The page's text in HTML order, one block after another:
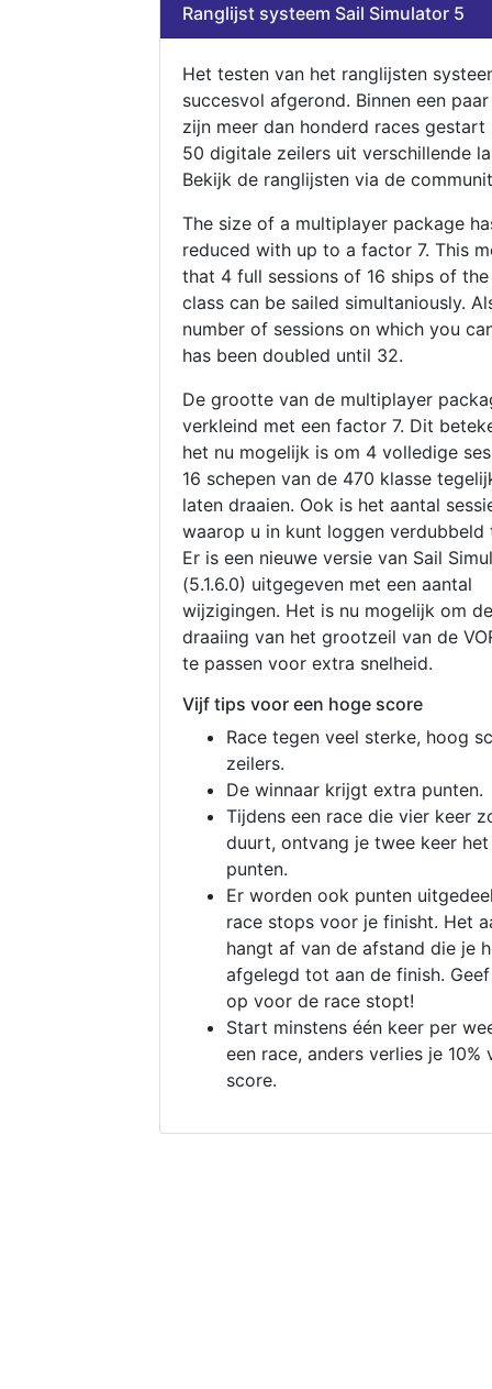
Ranglijst systeem Sail Simulator 5
Het testen van het ranglijsten
succesvol afgerond. Binnen een
zijn meer dan honderd races gestart
50 digitale zeilers uit verschillende
Bekijk de ranglijsten via de
The size of a multiplayer package
reduced with up to a factor 7. This
that 4 full sessions of 16 ships of
class can be sailed simultaniously.
number of sessions on which you
has been doubled until 32.
De grootte van de multiplayer
verkleind met een factor 7. Dit
het nu mogelijk is om 4 volledige
16 schepen van de 470 klasse
laten draaien. Ook is het aantal
waarop u in kunt loggen verdubbeld
Er is een nieuwe versie van Sail
(5.1.6.0) uitgegeven met een aantal
wijzigingen. Het is nu mogelijk om de
draaiing van het grootzeil van de
te passen voor extra snelheid.
Vijf tips voor een hoge score
Race tegen veel sterke, hoog
zeilers.
De winnaar krijgt extra punten.
Tijdens een race die vier keer
duurt, ontvang je twee keer
punten.
Er worden ook punten
race stops voor je finisht. Het
hangt af van de afstand die je
afgelegd tot aan de finish.
op voor de race stopt!
Start minstens één keer per
een race, anders verlies je 10%
score.